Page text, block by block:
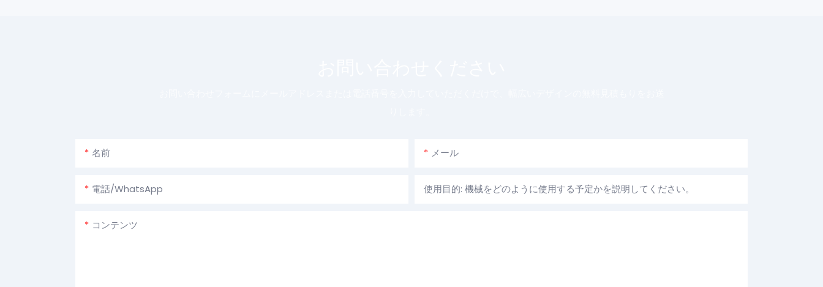
名前 メール
電話/WhatsApp 使用目的: 機械をどのように使用する予定かを説明してください。
コンテンツ